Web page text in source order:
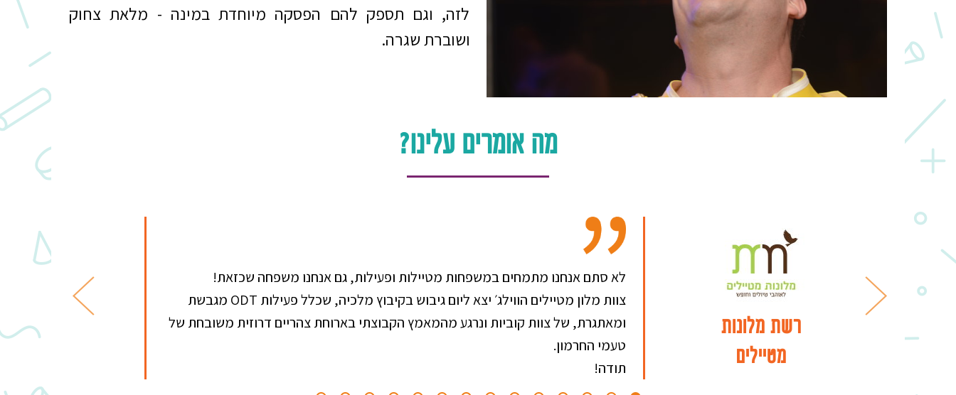
לזה, וגם תספק להם הפסקה מיוחדת במינה - מלאת צחוק
ושוברת שגרה.
מה אומרים עלינו?
רשת מלונות
מטיילים
לא סתם אנחנו מתמחים במשפחות מטיילות ופעילות, גם אנחנו משפחה שכזאת!
צוות מלון מטיילים הווילג׳ יצא ליום גיבוש בקיבוץ מלכיה, שכלל פעילות ODT מגבשת
ומאתגרת, של צוות קוביות ונרגע מהמאמץ הקבוצתי בארוחת צהריים דרוזית משובחת של
טעמי החרמון.
תודה!